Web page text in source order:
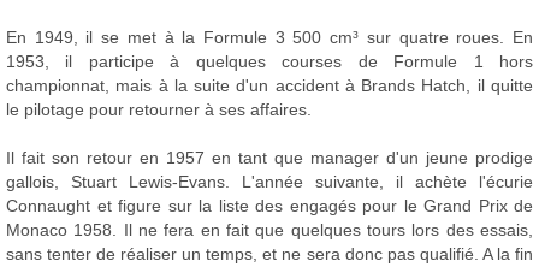
En 1949, il se met à la Formule 3 500 cm³ sur quatre roues. En
1953, il participe à quelques courses de Formule 1 hors
championnat, mais à la suite d'un accident à Brands Hatch, il quitte
le pilotage pour retourner à ses affaires.
Il fait son retour en 1957 en tant que manager d'un jeune prodige
gallois, Stuart Lewis-Evans. L'année suivante, il achète l'écurie
Connaught et figure sur la liste des engagés pour le Grand Prix de
Monaco 1958. Il ne fera en fait que quelques tours lors des essais,
sans tenter de réaliser un temps, et ne sera donc pas qualifié. A la fin